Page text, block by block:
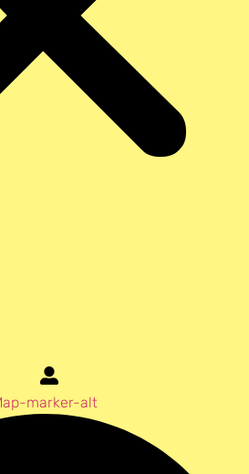
marker-alt